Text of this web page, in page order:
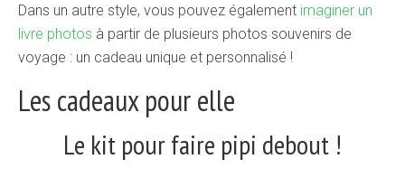
Dans un autre style, vous pouvez également imaginer un
livre photos à partir de plusieurs photos souvenirs de
voyage : un cadeau unique et personnalisé !
Les cadeaux pour elle
Le kit pour faire pipi debout !